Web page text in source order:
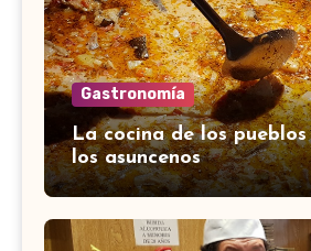
Gastronomía
La cocina de los
los asuncenos